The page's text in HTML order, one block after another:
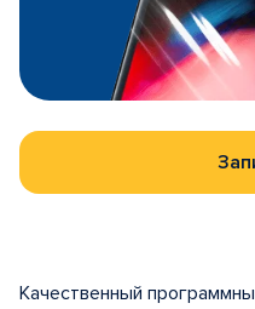
Качественный